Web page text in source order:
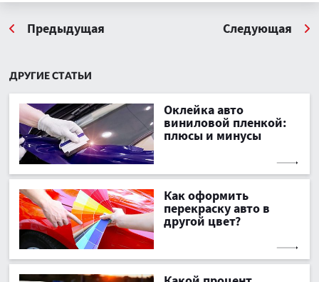
ДРУГИЕ СТАТЬИ
Оклейка авто
виниловой пленкой:
плюсы и минусы
Как оформить
перекраску авто в
другой цвет?
Предыдущая Следующая